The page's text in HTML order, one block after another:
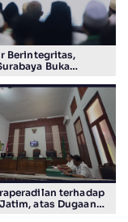
Berintegritas,
Buka
2026–2031
terhadap
atas Dugaan